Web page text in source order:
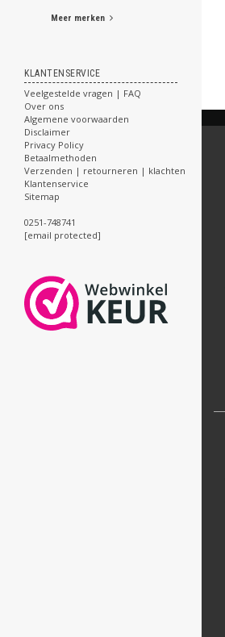
Meer merken
KLANTENSERVICE
Veelgestelde vragen | FAQ
Over ons
Algemene voorwaarden
Disclaimer
Privacy Policy
Betaalmethoden
Verzenden | retourneren | klachten
Klantenservice
Sitemap
0251-748741
[email protected]